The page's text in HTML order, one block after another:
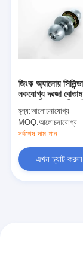
স্মার্ট ক্যাবিনেট লক
ধাতব স্লাইডিং
বাথরুমের
বাথরুমের ঝরনা
বাথরুমের
আসবাবপত্রের
পুনরায়
জিংক অ্যালোয়
লকযোগ্য দরজা
মূল্য:আলোচনাযোগ্য
MOQ:আলোচনাযোগ্য
সর্বশেষ দাম পান
এখন চ্যাট করুন